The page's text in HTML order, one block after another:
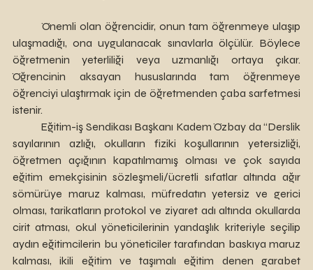
	Önemli olan öğrencidir, onun tam öğrenmeye ulaşıp
ulaşmadığı, ona uygulanacak sınavlarla ölçülür. Böylece
öğretmenin yeterliliği veya uzmanlığı ortaya çıkar.
Öğrencinin aksayan hususlarında tam öğrenmeye
öğrenciyi ulaştırmak için de öğretmenden çaba sarfetmesi
istenir.
sayılarının azlığı, okulların fiziki koşullarının yetersizliği,
öğretmen açığının kapatılmamış olması ve çok sayıda
eğitim emekçisinin sözleşmeli/ücretli sıfatlar altında ağır
sömürüye maruz kalması, müfredatın yetersiz ve gerici
olması, tarikatların protokol ve ziyaret adı altında okullarda
cirit atması, okul yöneticilerinin yandaşlık kriteriyle seçilip
aydın eğitimcilerin bu yöneticiler tarafından baskıya maruz
kalması, ikili eğitim ve taşımalı eğitim denen garabet